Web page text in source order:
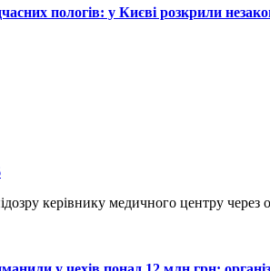
пологів: у Києві розкрили
керівнику медичного центру через